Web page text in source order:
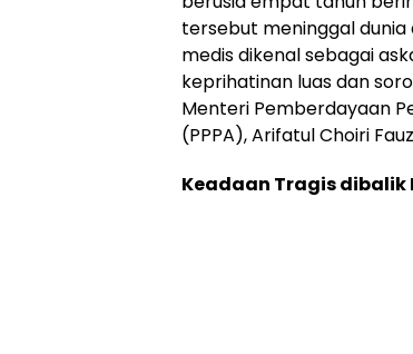
tersebut meninggal
medis dikenal sebagai
keprihatinan luas dan
Menteri Pemberdayaan
(PPPA), Arifatul Choiri
Keadaan Tragis dibalik